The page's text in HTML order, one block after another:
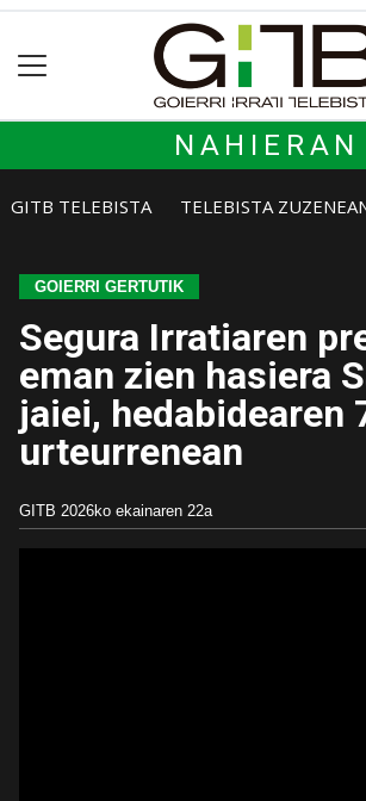
NAHIERAN
GITB TELEBISTA TELEBISTA
GOIERRI GERTUTIK
Segura Irratiaren
eman zien hasiera
jaiei, hedabidearen
urteurrenean
GITB 2026ko ekainaren 22a